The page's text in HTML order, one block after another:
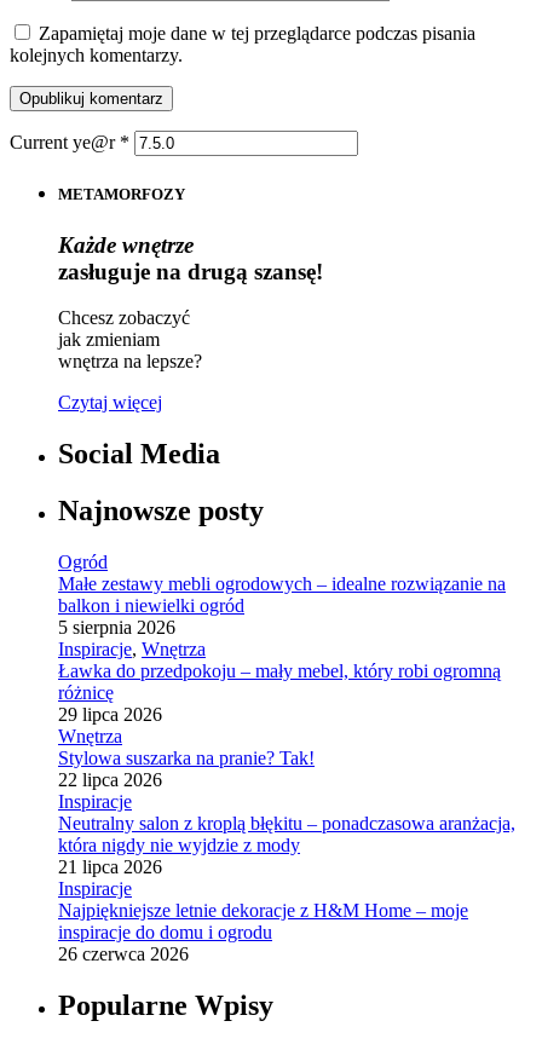
Zapamiętaj moje dane w tej przeglądarce podczas pisania
kolejnych komentarzy.
Current ye@r *
METAMORFOZY
Każde wnętrze
zasługuje na drugą szansę!
Chcesz zobaczyć
jak zmieniam
wnętrza na lepsze?
Czytaj więcej
Social Media
Najnowsze posty
Ogród
Małe zestawy mebli ogrodowych – idealne rozwiązanie na
balkon i niewielki ogród
5 sierpnia 2026
Inspiracje, Wnętrza
Ławka do przedpokoju – mały mebel, który robi ogromną
różnicę
29 lipca 2026
Wnętrza
Stylowa suszarka na pranie? Tak!
22 lipca 2026
Inspiracje
Neutralny salon z kroplą błękitu – ponadczasowa aranżacja,
która nigdy nie wyjdzie z mody
21 lipca 2026
Inspiracje
Najpiękniejsze letnie dekoracje z H&M Home – moje
inspiracje do domu i ogrodu
26 czerwca 2026
Popularne Wpisy